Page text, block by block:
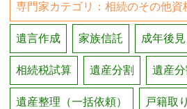
専門家カテゴリ：相続のその他資
遺言作成 家族信託 成年後見
相続税試算 遺産分割 遺産
遺産整理（一括依頼） 戸籍取